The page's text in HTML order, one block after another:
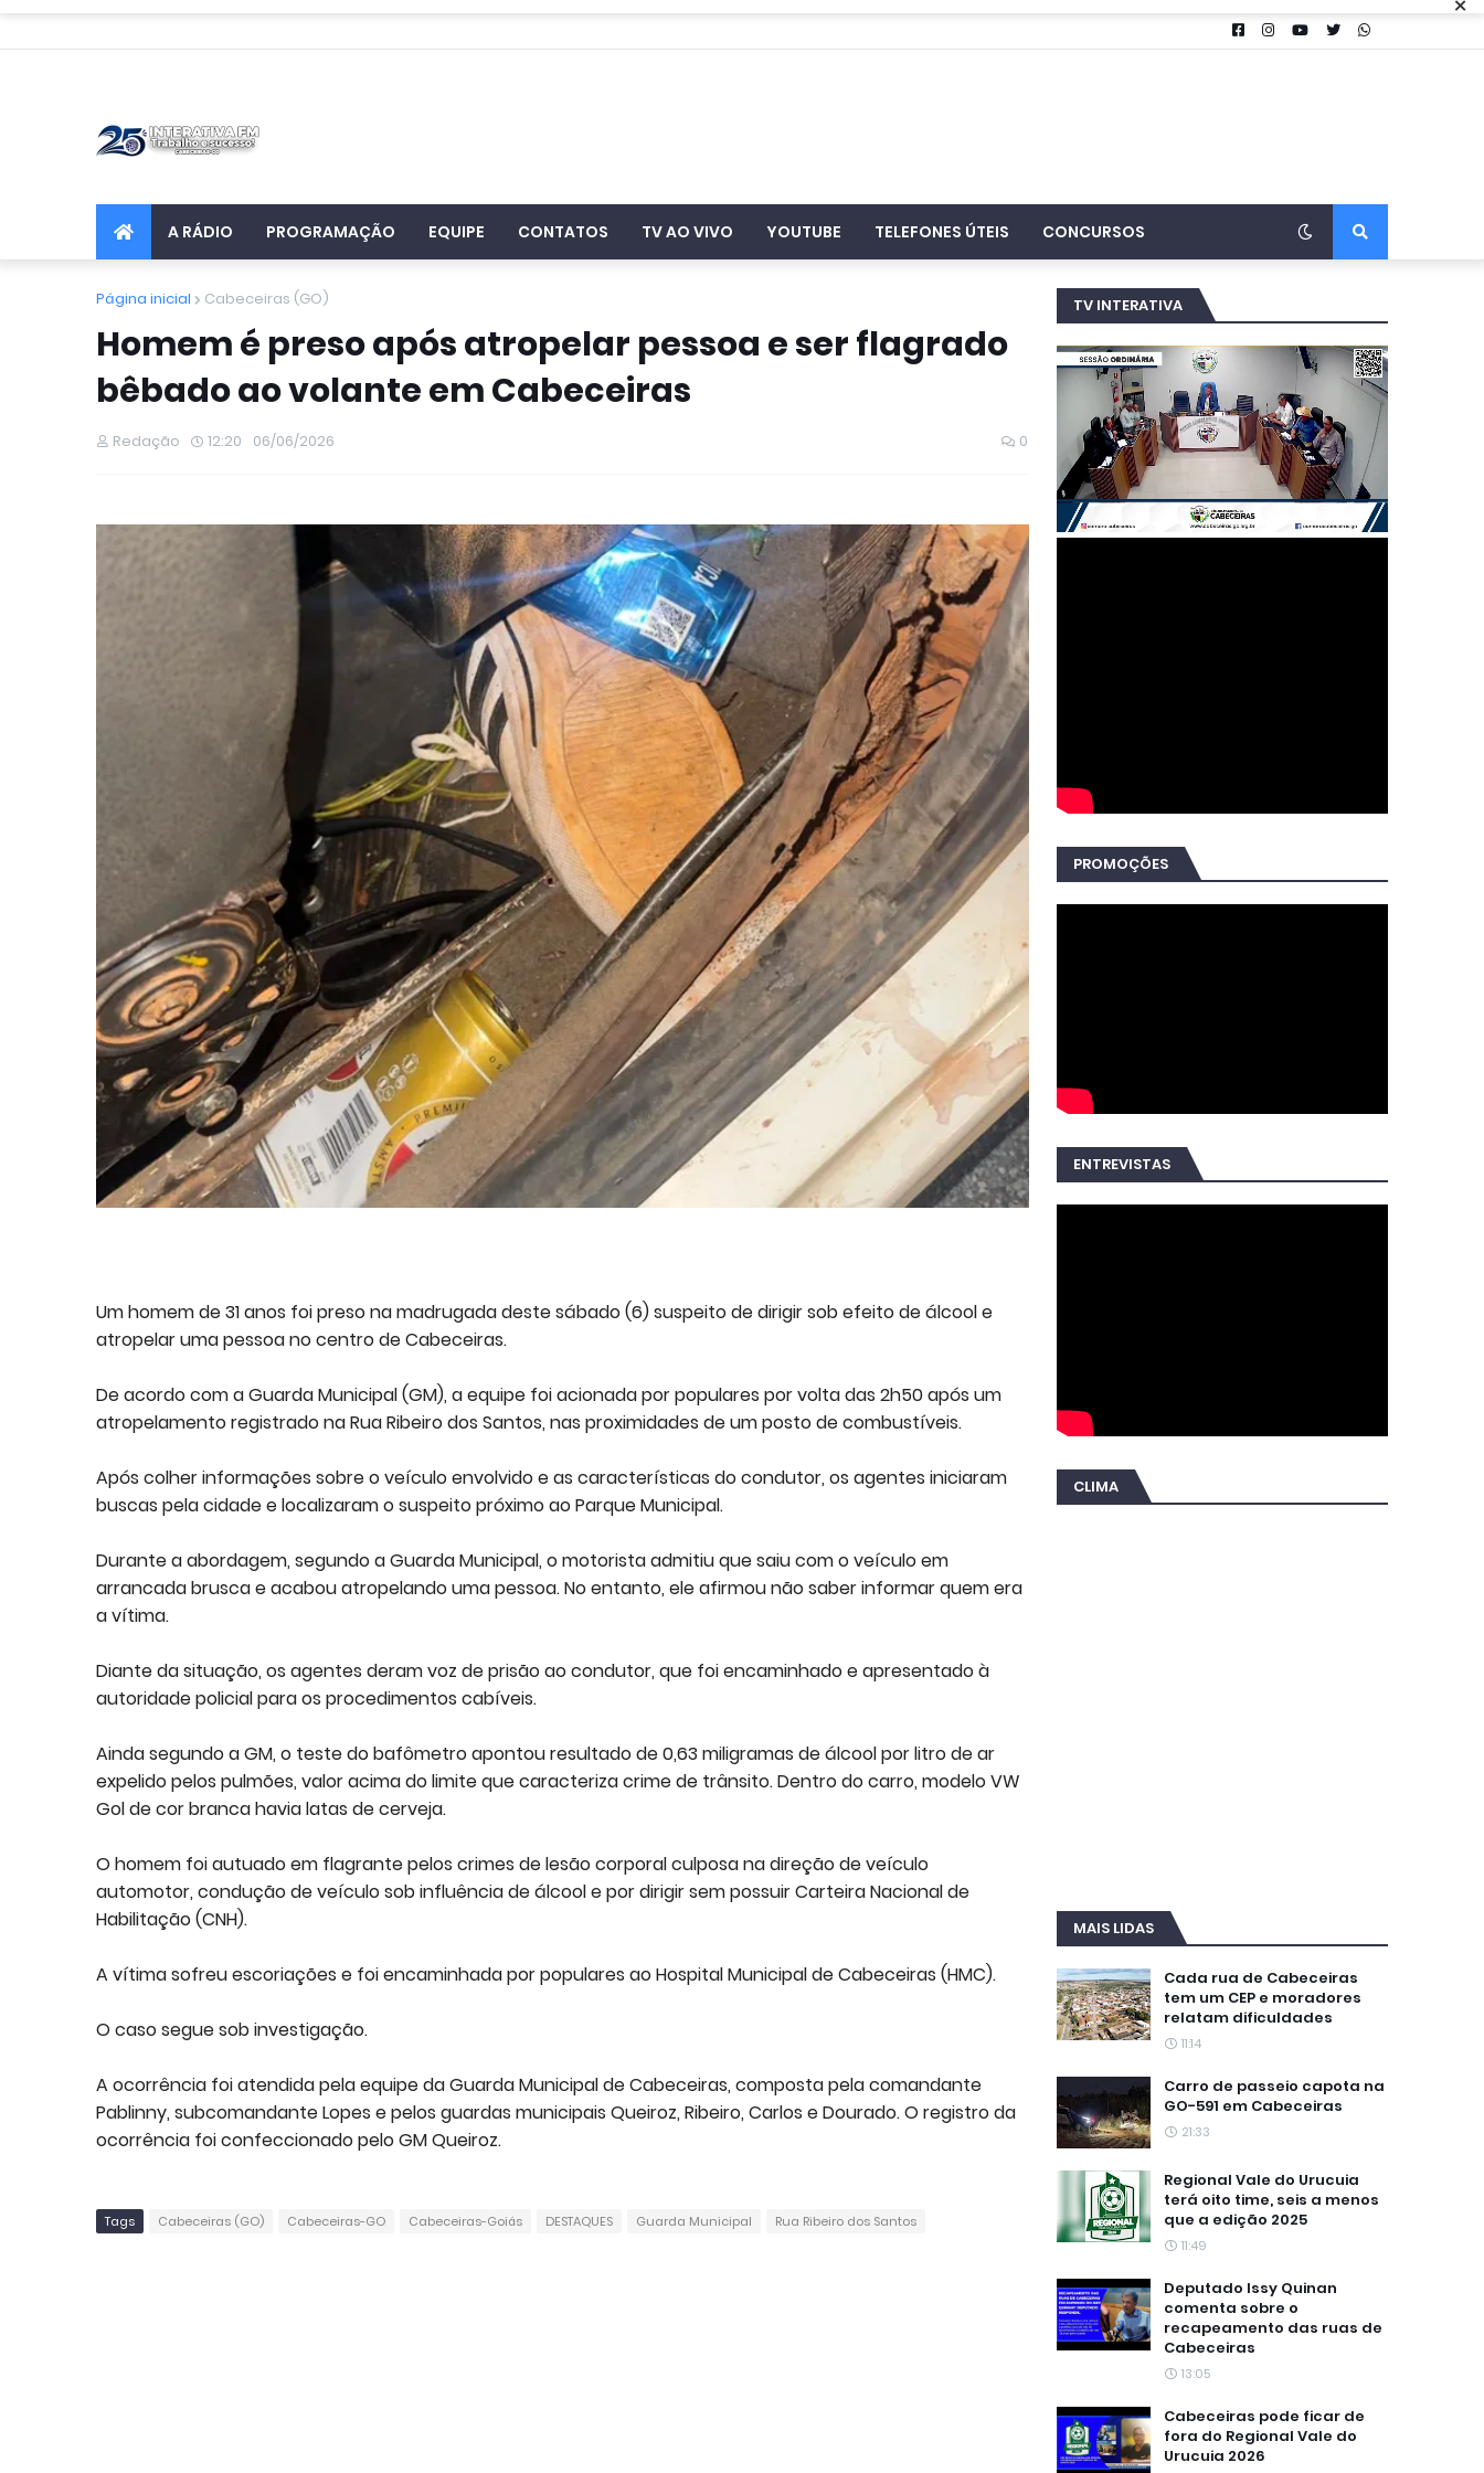
A RÁDIO PROGRAMAÇÃO EQUIPE CONTATOS TV AO VIVO YOUTUBE TELEFONES ÚTEIS CONCURSOS
Página inicial Cabeceiras (GO)
Homem é preso após atropelar pessoa e ser flagrado
bêbado ao volante em Cabeceiras
Redação 12:20 06/06/2026 0
Um homem de 31 anos foi preso na madrugada deste sábado (6) suspeito de dirigir sob efeito de álcool e
atropelar uma pessoa no centro de Cabeceiras.
De acordo com a Guarda Municipal (GM), a equipe foi acionada por populares por volta das 2h50 após um
atropelamento registrado na Rua Ribeiro dos Santos, nas proximidades de um posto de combustíveis.
Após colher informações sobre o veículo envolvido e as características do condutor, os agentes iniciaram
buscas pela cidade e localizaram o suspeito próximo ao Parque Municipal.
Durante a abordagem, segundo a Guarda Municipal, o motorista admitiu que saiu com o veículo em
arrancada brusca e acabou atropelando uma pessoa. No entanto, ele afirmou não saber informar quem era
a vítima.
Diante da situação, os agentes deram voz de prisão ao condutor, que foi encaminhado e apresentado à
autoridade policial para os procedimentos cabíveis.
Ainda segundo a GM, o teste do bafômetro apontou resultado de 0,63 miligramas de álcool por litro de ar
expelido pelos pulmões, valor acima do limite que caracteriza crime de trânsito. Dentro do carro, modelo VW
Gol de cor branca havia latas de cerveja.
O homem foi autuado em flagrante pelos crimes de lesão corporal culposa na direção de veículo
automotor, condução de veículo sob influência de álcool e por dirigir sem possuir Carteira Nacional de
Habilitação (CNH).
A vítima sofreu escoriações e foi encaminhada por populares ao Hospital Municipal de Cabeceiras (HMC).
O caso segue sob investigação.
A ocorrência foi atendida pela equipe da Guarda Municipal de Cabeceiras, composta pela comandante
Pablinny, subcomandante Lopes e pelos guardas municipais Queiroz, Ribeiro, Carlos e Dourado. O registro da
ocorrência foi confeccionado pelo GM Queiroz.
Tags Cabeceiras (GO) Cabeceiras-GO Cabeceiras-Goiás DESTAQUES Guarda Municipal Rua Ribeiro dos Santos
TV INTERATIVA
PROMOÇÕES
ENTREVISTAS
CLIMA
MAIS LIDAS
Cada rua de Cabeceiras
tem um CEP e moradores
relatam dificuldades
11:14
Carro de passeio capota na
GO-591 em Cabeceiras
21:33
Regional Vale do Urucuia
terá oito time, seis a menos
que a edição 2025
11:49
Deputado Issy Quinan
comenta sobre o
recapeamento das ruas de
Cabeceiras
13:05
Cabeceiras pode ficar de
fora do Regional Vale do
Urucuia 2026